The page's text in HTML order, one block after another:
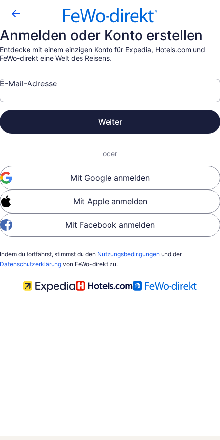
Anmelden oder Konto erstellen
Entdecke mit einem einzigen Konto für Expedia, Hotels.com und
FeWo-direkt eine Welt des Reisens.
E-Mail-Adresse
Weiter
oder
Mit Google anmelden
Mit Apple anmelden
Mit Facebook anmelden
Indem du fortfährst, stimmst du den Nutzungsbedingungen und der
Datenschutzerklärung von FeWo-direkt zu.